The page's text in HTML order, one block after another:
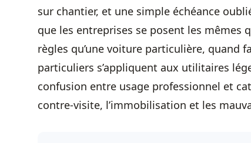
sur chantier, et une simple échéance
que les entreprises se posent les mêmes
règles qu’une voiture particulière, quand
particuliers s’appliquent aux utilitaires
confusion entre usage professionnel et
contre-visite, l’immobilisation et les